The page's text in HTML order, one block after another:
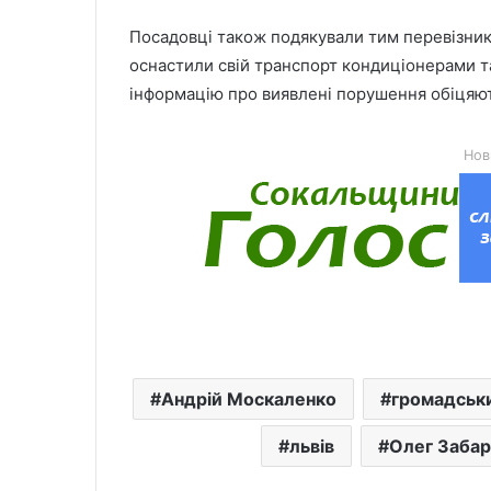
Посадовці також подякували тим
оснастили свій транспорт
інформацію про виявлені порушення
Андрій Москаленко
львів Олег